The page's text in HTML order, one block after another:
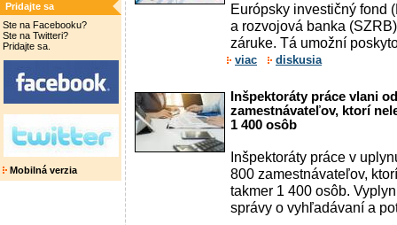
Pridajte sa
Ste na Facebooku?
Ste na Twitteri?
Pridajte sa.
Mobilná verzia
Európsky investičný fond
a rozvojová banka
záruke. Tá umožní
viac diskusia
Inšpektoráty práce vlani
zamestnávateľov, ktorí
1 400 osôb
Inšpektoráty práce v
800 zamestnávateľov,
takmer 1 400 osôb.
správy o vyhľadávaní a